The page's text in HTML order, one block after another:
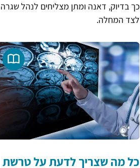
כך בדיוק, דאנה ומתן מצליחים לנהל שגרה
לצד המחלה.
כל מה שצריך לדעת על טרשת